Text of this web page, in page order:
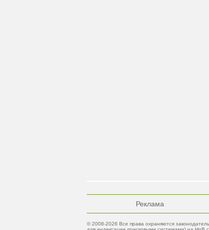
Реклама
© 2008-2026 Все права охраняются